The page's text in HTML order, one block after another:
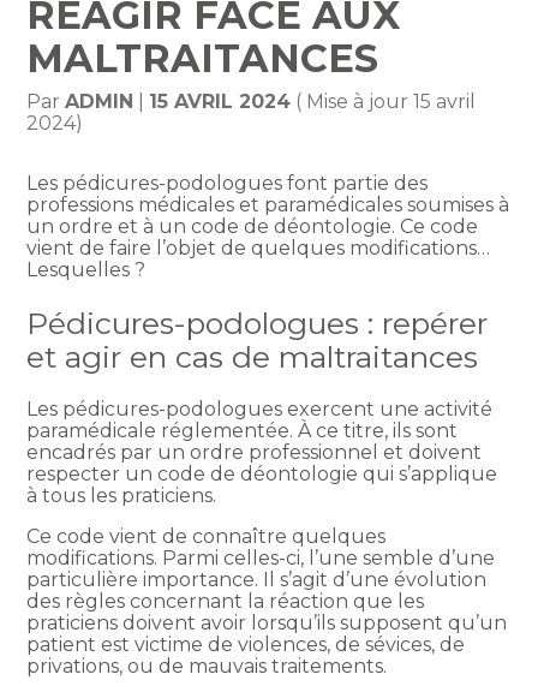
RÉAGIR FACE AUX
MALTRAITANCES
ParADMIN 15 AVRIL 2024 ( Mise à jour 15 avril
2024)
Les pédicures-podologues font partie des
professions médicales et paramédicales soumises à
un ordre et à un code de déontologie. Ce code
vient de faire l’objet de quelques modifications…
Lesquelles ?
Pédicures-podologues : repérer
et agir en cas de maltraitances
Les pédicures-podologues exercent une activité
paramédicale réglementée. À ce titre, ils sont
encadrés par un ordre professionnel et doivent
respecter un code de déontologie qui s’applique
à tous les praticiens.
Ce code vient de connaître quelques
modifications. Parmi celles-ci, l’une semble d’une
particulière importance. Il s’agit d’une évolution
des règles concernant la réaction que les
praticiens doivent avoir lorsqu’ils supposent qu’un
patient est victime de violences, de sévices, de
privations, ou de mauvais traitements.